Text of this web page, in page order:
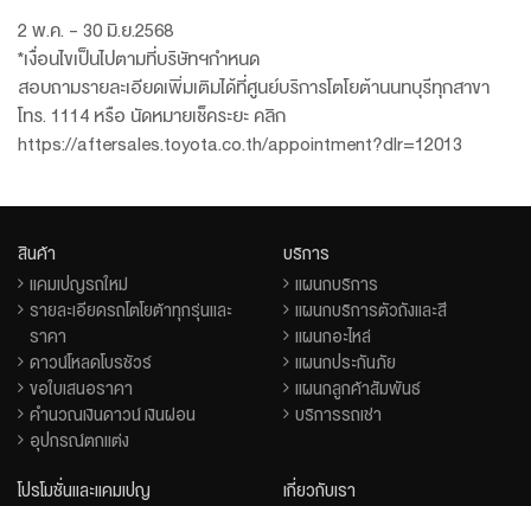
2 พ.ค. - 30 มิ.ย.2568
*เงื่อนไขเป็นไปตามที่บริษัทฯกำหนด
สอบถามรายละเอียดเพิ่มเติมได้ที่ศูนย์บริการโตโยต้านนทบุรีทุกสาขา
โทร. 1114 หรือ นัดหมายเช็คระยะ คลิก
https://aftersales.toyota.co.th/appointment?dlr=12013
สินค้า
แคมเปญรถใหม่
รายละเอียดรถโตโยต้าทุกรุ่นและ
ราคา
ดาวน์โหลดโบรชัวร์
ขอใบเสนอราคา
คำนวณเงินดาวน์ เงินผ่อน
อุปกรณ์ตกแต่ง
บริการ
แผนกบริการ
แผนกบริการตัวถังและสี
แผนกอะไหล่
แผนกประกันภัย
แผนกลูกค้าสัมพันธ์
บริการรถเช่า
โปรโมชั่นและแคมเปญ
เกี่ยวกับเรา